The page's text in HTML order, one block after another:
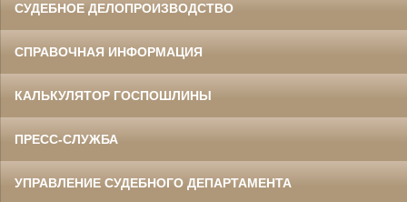
СУДЕБНОЕ ДЕЛОПРОИЗВОДСТВО
СПРАВОЧНАЯ ИНФОРМАЦИЯ
КАЛЬКУЛЯТОР ГОСПОШЛИНЫ
ПРЕСС-СЛУЖБА
УПРАВЛЕНИЕ СУДЕБНОГО ДЕПАРТАМЕНТА